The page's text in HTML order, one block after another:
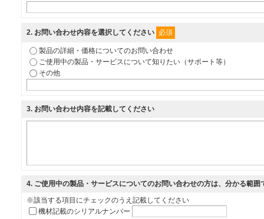
2. お問い合わせ内容を選択してください 必須
製品の詳細・価格についてのお問い合わせ
ご使用中の製品・サービスについて知りたい（サポート等）
その他
3. お問い合わせ内容を記載してください
4. ご使用中の製品・サービスについてのお問い合わせの方は、分かる範
※該当する項目にチェックのうえ記載してください
機材記載のシリアルナンバー